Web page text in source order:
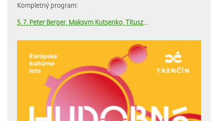
Kompletný program:
5. 7. Peter Berger, Maksym Kutsenko, Titusz